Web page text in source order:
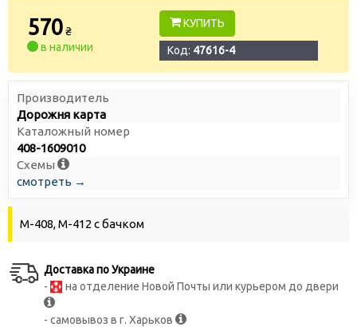
570₴
в наличии
КУПИТЬ
Код: 47616-4
Производитель
Дорожня карта
Каталожный номер
408-1609010
Схемы
смотреть →
М-408, М-412 с бачком
Доставка по Украине
-
на отделение Новой Почты или курьером до двери
- самовывоз в г. Харьков